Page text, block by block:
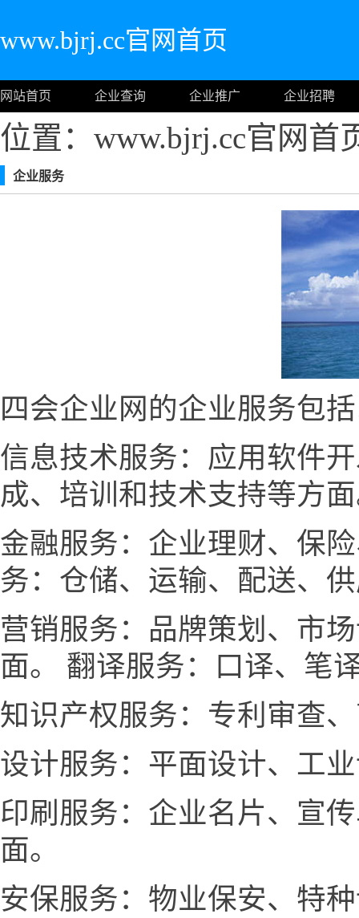
www.bjrj.cc官网首页
网站首页 企业查询 企业推广 企业招聘
位置：www.bjrj.cc官网首
企业服务
四会企业网的企业服务包
信息技术服务：应用软件
成、培训和技术支持等方
金融服务：企业理财、保
务：仓储、运输、配送、
营销服务：品牌策划、市
面。 翻译服务：口译、笔
知识产权服务：专利审查
设计服务：平面设计、工
印刷服务：企业名片、宣
面。
安保服务：物业保安、特